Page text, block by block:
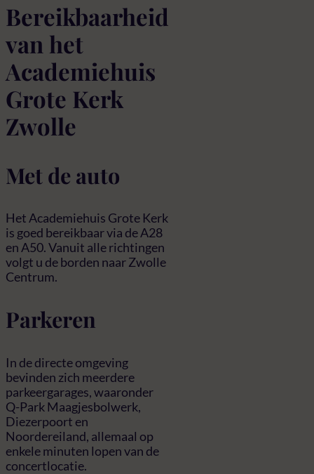
Bereikbaarheid
van het
Academiehuis
Grote Kerk
Zwolle
Met de auto
Het Academiehuis Grote Kerk
is goed bereikbaar via de A28
en A50. Vanuit alle richtingen
volgt u de borden naar Zwolle
Centrum.
Parkeren
In de directe omgeving
bevinden zich meerdere
parkeergarages, waaronder
Q-Park Maagjesbolwerk,
Diezerpoort en
Noordereiland, allemaal op
enkele minuten lopen van de
concertlocatie.